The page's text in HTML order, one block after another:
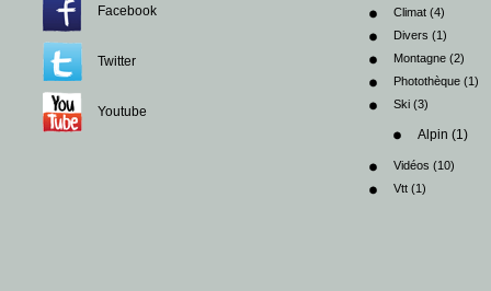
Facebook
Twitter
Youtube
Climat (4)
Divers (1)
Montagne (2)
Photothèque (1)
Ski (3)
Alpin (1)
Vidéos (10)
Vtt (1)